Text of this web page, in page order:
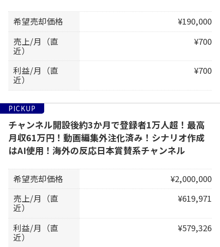
希望売却価格
¥190,000
売上/月（直
近）
¥700
利益/月（直
近）
¥700
PICKUP
チャンネル開設後約3か月で登録者1万人超！最高
月収61万円！動画編集外注化済み！シナリオ作成
はAI使用！海外の反応日本賞賛系チャンネル
希望売却価格
¥2,000,000
売上/月（直
近）
¥619,971
利益/月（直
近）
¥579,326